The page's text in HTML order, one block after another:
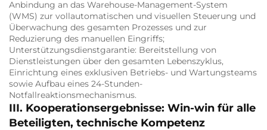
Anbindung an das Warehouse-Management-System
(WMS) zur vollautomatischen und visuellen Steuerung und
Überwachung des gesamten Prozesses und zur
Reduzierung des manuellen Eingriffs;
Unterstützungsdienstgarantie: Bereitstellung von
Dienstleistungen über den gesamten Lebenszyklus,
Einrichtung eines exklusiven Betriebs- und Wartungsteams
sowie Aufbau eines 24-Stunden-
Notfallreaktionsmechanismus.
III. Kooperationsergebnisse: Win-win für alle
Beteiligten, technische Kompetenz